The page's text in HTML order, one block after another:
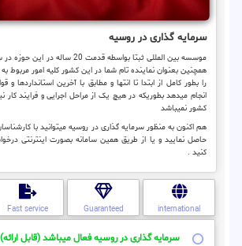
سرمایه گذاری در روسیه
موسسه بین المللی ثبتا بواسطه قدمت
همچنین بعنوان نماینده تام شما در این کشور کلیه امور مربوط
را بطور کامل از ابتدا تا انتها و مطابق با آخرین استانداردها و
انجام میدهد بطوریکه در هیچ یک از مراحل اجرایی و فرایند کار
کشور نمیباشد
هم اکنون به منظور سرمایه گذاری در روسیه میتوانید با
حاصل نمایید و یا از طریق همین سامانه بصورت اینترنتی
کنید .
international
Guaranteed
Fast service
سرمایه گذاری در روسیه فعال میباشد (قابل ارائه)